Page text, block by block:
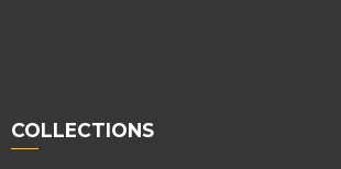
COLLECTIONS